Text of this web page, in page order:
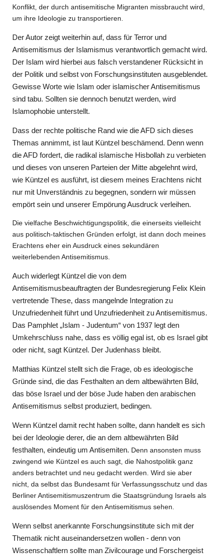
Konflikt, der durch antisemitische Migranten missbraucht wird,
um ihre Ideologie zu transportieren.
Der Autor zeigt weiterhin auf, dass für Terror und
Antisemitismus der Islamismus verantwortlich gemacht wird.
Der Islam wird hierbei aus falsch verstandener Rücksicht in
der Politik und selbst von Forschungsinstituten ausgeblendet.
Gewisse Worte wie Islam oder islamischer Antisemitismus
sind tabu. Sollten sie dennoch benutzt werden, wird
Islamophobie unterstellt.
Dass der rechte politische Rand wie die AFD sich dieses
Themas annimmt, ist laut Küntzel beschämend. Denn wenn
die AFD fordert, die radikal islamische Hisbollah zu verbieten
und dieses von unseren Parteien der Mitte abgelehnt wird,
wie Küntzel es ausführt, ist diesem meines Erachtens nicht
nur mit Unverständnis zu begegnen, sondern wir müssen
empört sein und unserer Empörung Ausdruck verleihen.
Die vielfache Beschwichtigungspolitik, die einerseits vielleicht
aus politisch-taktischen Gründen erfolgt, ist dann doch meines
Erachtens eher ein Ausdruck eines sekundären
weiterlebenden Antisemitismus.
Auch widerlegt Küntzel die von dem
Antisemitismusbeauftragten der Bundesregierung Felix Klein
vertretende These, dass mangelnde Integration zu
Unzufriedenheit führt und Unzufriedenheit zu Antisemitismus.
Das Pamphlet „Islam - Judentum“ von 1937 legt den
Umkehrschluss nahe, dass es völlig egal ist, ob es Israel gibt
oder nicht, sagt Küntzel. Der Judenhass bleibt.
Matthias Küntzel stellt sich die Frage, ob es ideologische
Gründe sind, die das Festhalten an dem altbewährten Bild,
das böse Israel und der böse Jude haben den arabischen
Antisemitismus selbst produziert, bedingen.
Wenn Küntzel damit recht haben sollte, dann handelt es sich
bei der Ideologie derer, die an dem altbewährten Bild
festhalten, eindeutig um Antisemiten. Denn ansonsten muss
zwingend wie Küntzel es auch sagt, die Nahostpolitik ganz
anders betrachtet und neu gedacht werden. Wird sie aber
nicht, da selbst das Bundesamt für Verfassungsschutz und das
Berliner Antisemitismuszentrum die Staatsgründung Israels als
auslösendes Moment für den Antisemitismus sehen.
Wenn selbst anerkannte Forschungsinstitute sich mit der
Thematik nicht auseinandersetzen wollen - denn von
Wissenschaftlern sollte man Zivilcourage und Forschergeist